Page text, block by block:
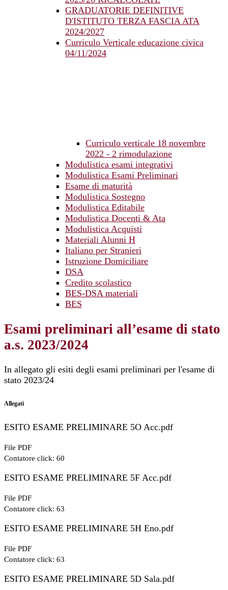
GRADUATORIE DEFINITIVE
D'ISTITUTO TERZA FASCIA ATA
2024/2027
Curriculo Verticale educazione civica
04/11/2024
Curriculo verticale 18 novembre
2022 - 2 rimodulazione
Modulistica esami integrativi
Modulistica Esami Preliminari
Esame di maturità
Modulistica Sostegno
Modulistica Editabile
Modulistica Docenti & Ata
Modulistica Acquisti
Materiali Alunni H
Italiano per Stranieri
Istruzione Domiciliare
DSA
Credito scolastico
BES-DSA materiali
BES
Esami preliminari all’esame di stato
a.s. 2023/2024
In allegato gli esiti degli esami preliminari per l'esame di
stato 2023/24
Allegati
ESITO ESAME PRELIMINARE 5O Acc.pdf
File PDF
Contatore click: 60
ESITO ESAME PRELIMINARE 5F Acc.pdf
File PDF
Contatore click: 63
ESITO ESAME PRELIMINARE 5H Eno.pdf
File PDF
Contatore click: 63
ESITO ESAME PRELIMINARE 5D Sala.pdf